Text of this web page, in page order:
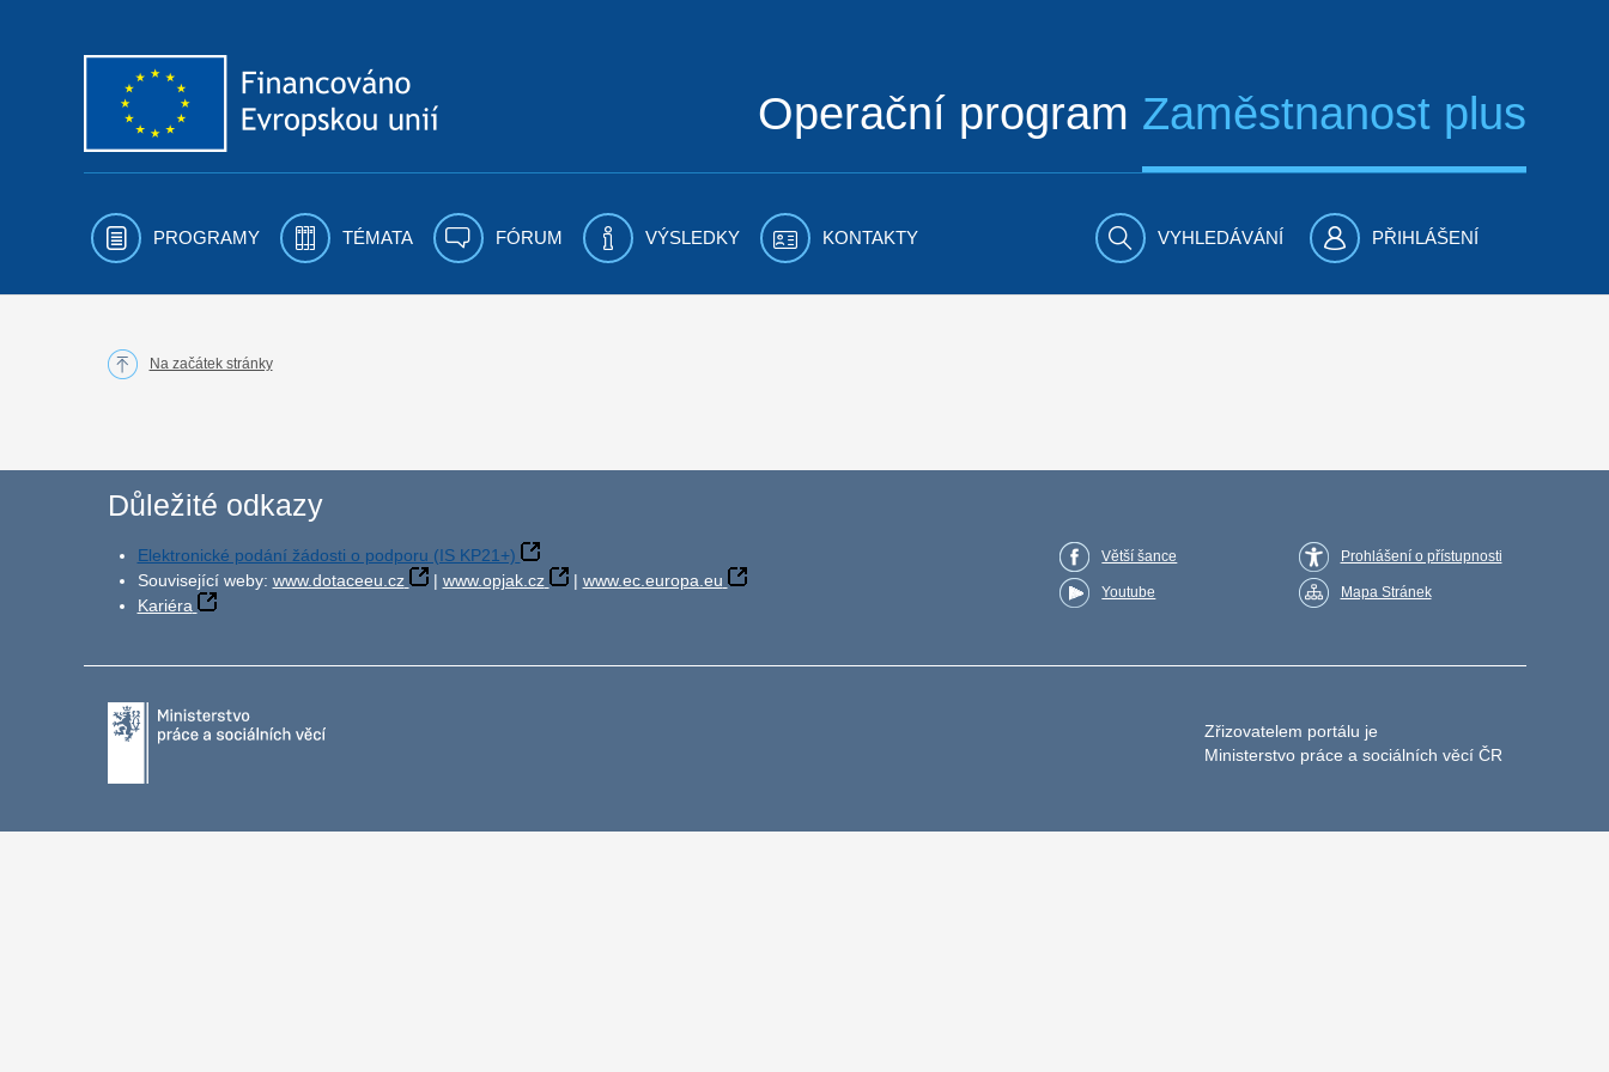
Operační program Zaměstnanost plus
PROGRAMY TÉMATA FÓRUM VÝSLEDKY KONTAKTY VYHLEDÁVÁNÍ PŘIHLÁŠENÍ
Na začátek stránky
Důležité odkazy
Elektronické podání žádosti o podporu (IS KP21+)
Související weby: www.dotaceeu.cz | www.opjak.cz | www.ec.europa.eu
Kariéra
Větší šance
Youtube
Prohlášení o přístupnosti
Mapa Stránek
Zřizovatelem portálu je
Ministerstvo práce a sociálních věcí ČR